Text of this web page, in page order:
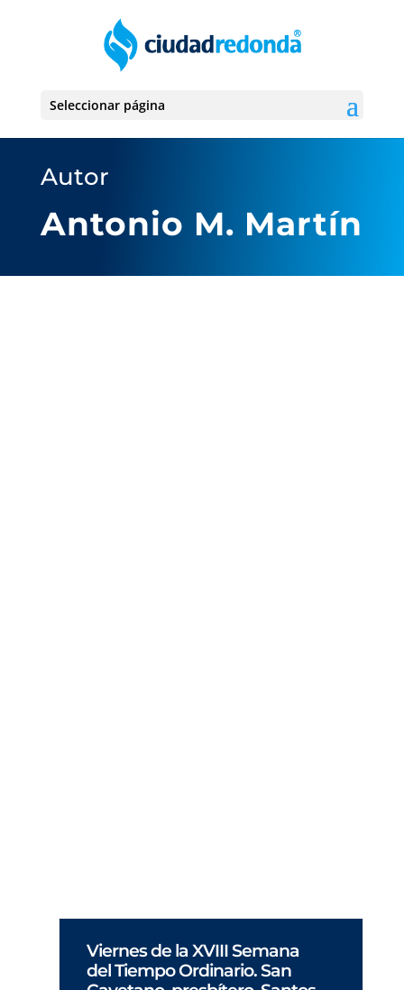
Seleccionar página
Autor
Antonio M. Martín
Viernes de la XVIII Semana
del Tiempo Ordinario. San